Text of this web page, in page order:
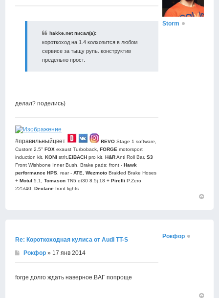
hakke.net писал(а):
короткоход на 1.4 колхозится в любом
сервисе за тыщу рупь. конструктив
предельно прост.
делал? поделись)
#правильныйцвет REVO Stage 1 software,
Custom 2.5"FOX exaust Turboback,FORGE motorsport
induction kit,KONI str!t,EIBACH pro kit,H&RAnti Roll Bar,S3
Front Wishbone Inner Bush, Brake pads: front -Hawk
performance HPS , rear -АТЕ ,Wezmoto Braided Brake Hoses
+Motul 5.1,Tomason TN5 et30 8.5j 18 +Pirelli P.Zero
225\40,Dectane front lights
Storm
Re: Короткоходная кулиса от Audi TT-S
Рокфор » 17 янв 2014
forge долго ждать наверное.ВАГ попроще
Рокфор